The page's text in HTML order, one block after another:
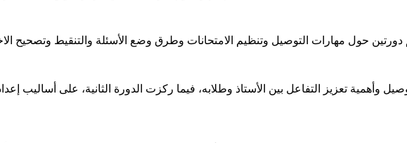
وأهمية تعزيز التفاعل بين الأستاذ وطلابه، فيما ركزت الدورة الثانية، على أساليب